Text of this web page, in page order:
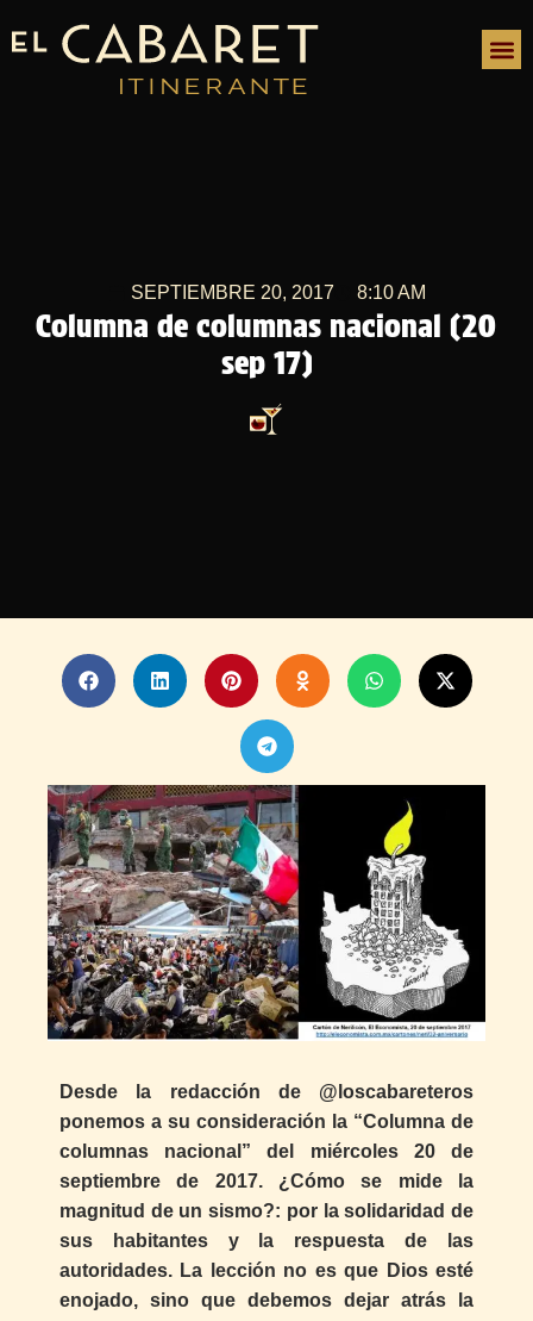
Columna de columnas nacional (20
sep 17)
SEPTIEMBRE 20, 2017 8:10 AM
Desde la redacción de @loscabareteros
ponemos a su consideración la “Columna de
columnas nacional” del miércoles 20 de
septiembre de 2017. ¿Cómo se mide la
magnitud de un sismo?: por la solidaridad de
sus habitantes y la respuesta de las
autoridades. La lección no es que Dios esté
enojado, sino que debemos dejar atrás la